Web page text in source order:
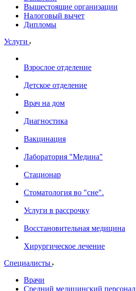
Вышестоящие организации
Налоговый вычет
Дипломы
Услуги
Взрослое отделение
Детское отделение
Врач на дом
Диагностика
Вакцинация
Лаборатория "Медина"
Стационар
Стоматология во "сне".
Услуги в рассрочку
Восстановительная медицина
Хирургическое лечение
Специалисты
Врачи
Средний медицинский персонал